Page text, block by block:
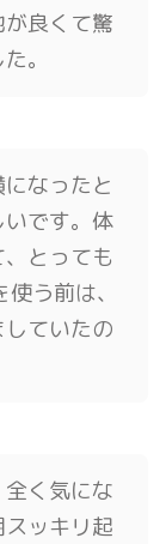
良くて驚
。
なったと
です。体
とっても
う前は、
ていたの
く気にな
ッキリ起